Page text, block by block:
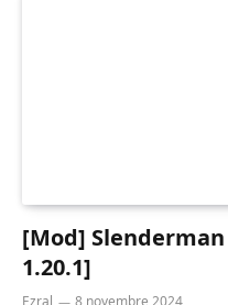
[Mod] Slenderman
1.20.1]
Ezral 8 novembre 2024